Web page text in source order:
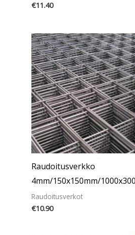
€11.40
Raudoitusverkko
4mm/150x150mm/
Raudoitusverkot
€10.90